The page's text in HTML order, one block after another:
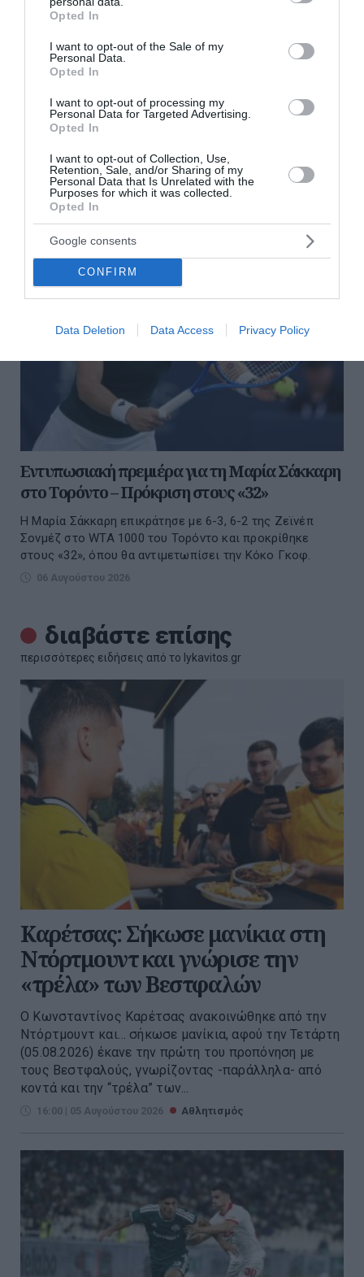
grant or deny consent to Google and its third-party tags to
use your data for below specified purposes in below Google
consent section.
Opted In
I want to opt-out of the Sale of my
Personal Data.
Opted In
I want to opt-out of processing my
Personal Data for Targeted Advertising.
Opted In
I want to opt-out of Collection, Use,
Retention, Sale, and/or Sharing of my
Personal Data that Is Unrelated with the
Purposes for which it was collected.
Opted In
Google consents
CONFIRM
Data Deletion Data Access Privacy Policy
Επίσημο: Ο Μίλαν Βιτάλις στην ΑΕΚ με
συμβόλαιο έως το 2030
Η ΑΕΚ ολοκλήρωσε και επίσημα μία ακόμα μετεγγραφική
κίνηση αυτό το καλοκαίρι, ανακοινώνοντας την απόκτηση
υπέγραψε συμβόλαιο συν...
06 Αυγούστου 2026
Εντυπωσιακή πρεμιέρα για τη Μαρία Σάκκαρη
στο Τορόντο – Πρόκριση στους «32»
Η Μαρία Σάκκαρη επικράτησε με 6-3, 6-2 της Ζεϊνέπ
Σονμέζ στο WTA 1000 του Τορόντο και προκρίθηκε
στους «32», όπου θα αντιμετωπίσει την Κόκο Γκοφ.
06 Αυγούστου 2026
διαβάστε επίσης
περισσότερες ειδήσεις από το lykavitos.gr
Καρέτσας: Σήκωσε μανίκια στη
Ντόρτμουντ και γνώρισε την
«τρέλα» των Βεστφαλών
Ο Κωνσταντίνος Καρέτσας ανακοινώθηκε από την
Ντόρτμουντ και… σήκωσε μανίκια, αφού την Τετάρτη
(05.08.2026) έκανε την πρώτη του προπόνηση με
τους Βεστφαλούς, γνωρίζοντας -παράλληλα- από
κοντά και την “τρέλα” των...
16:00 | 05 Αυγούστου 2026 Αθλητισμός